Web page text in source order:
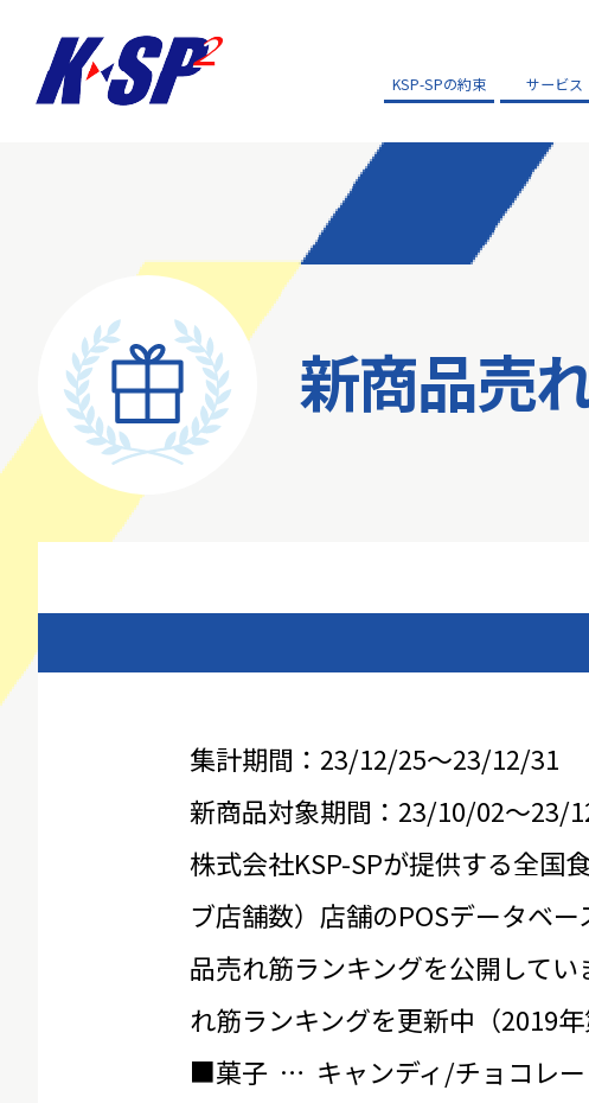
KSP-SPの約束 サービス
新商品売
集計期間：23/12/25～23/12/31
新商品対象期間：23/10/02～23/
株式会社KSP-SPが提供する全国
ブ店舗数）店舗のPOSデータベ
品売れ筋ランキングを公開して
れ筋ランキングを更新中（2019年
■菓子 … キャンディ/チョコレ